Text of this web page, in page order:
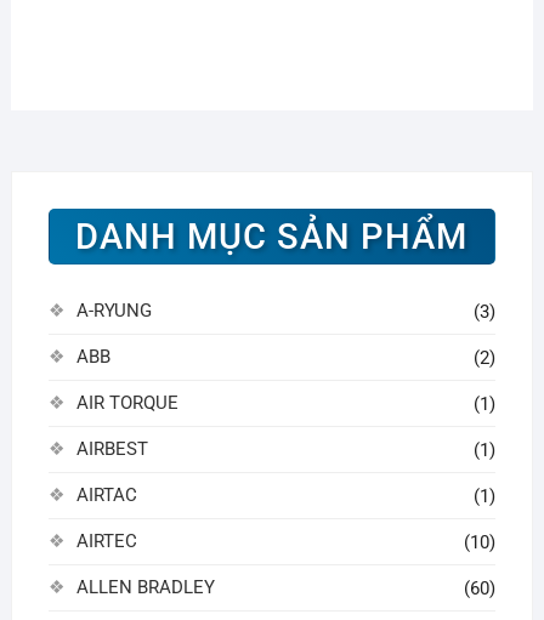
DANH MỤC SẢN PHẨM
A-RYUNG (3)
ABB (2)
AIR TORQUE (1)
AIRBEST (1)
AIRTAC (1)
AIRTEC (10)
ALLEN BRADLEY (60)